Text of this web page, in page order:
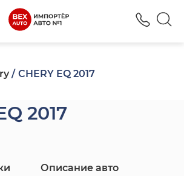
CHERY EQ 2017
2017
Описание авто